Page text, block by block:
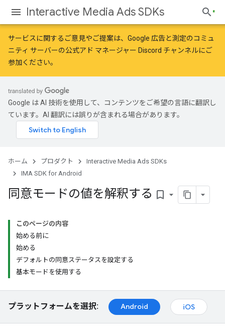
Interactive Media Ads SDKs
サービスに関するご意見やご提案は、 Google 広告と測定のコミュ
ニティ サーバーの公式アド マネージャー Discord チャンネルにご
参加ください。
Google は AI 技術を使用して、コンテンツをご希望の言語に翻訳し
ています。AI 翻訳には誤りが含まれる場合があります。
ホーム プロダクト
Interactive Media Ads SDKs
IMA SDK for Android
同意モードの値を解釈する bookmark_border
このページの内容
始める前に
始める
デフォルトの同意ステータスを設定する
基本モードを使用する
プラットフォームを選択: Android iOS